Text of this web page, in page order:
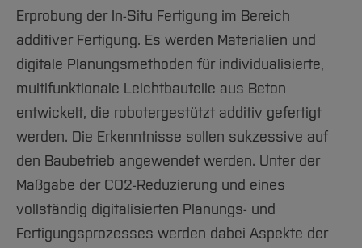
Arbeiten im FB G
Forschung und Projekte
International
Team
Service
Studiengänge
Studieninteressierte
Aktuelles
Studium
Fachgruppen
Forschung und Entwicklung
International
Service
Amtliche Bekanntmachungen
Notfall-Infos
BO Shop
Familiengerechte Hochschule
Gleichstellung
Diskriminierungsfreie Hochschule
Vertretungen
Wahlen
Hochschulbibliothek
Hochschulkommunikation
International Office
Medienzentrum
qed-Stiftung
Zentrale Studienberatung
Erprobung der In-Situ Fertigung im Bereich
additiver Fertigung. Es werden Materialien und
digitale Planungsmethoden für individualisierte,
multifunktionale Leichtbauteile aus Beton
entwickelt, die robotergestützt additiv gefertigt
werden. Die Erkenntnisse sollen sukzessive auf
den Baubetrieb angewendet werden. Unter der
Maßgabe der CO2-Reduzierung und eines
vollständig digitalisierten Planungs- und
Fertigungsprozesses werden dabei Aspekte der